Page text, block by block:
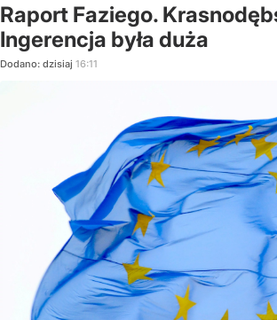
Raport Faziego.
Ingerencja była duża
Dodano: dzisiaj 16:11